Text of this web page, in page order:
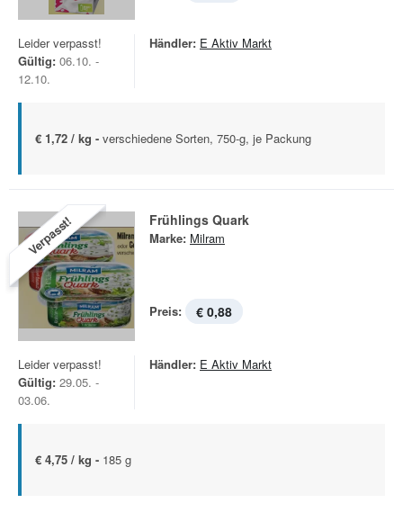
Leider verpasst!
Gültig: 06.10. -
12.10.
Händler: E Aktiv Markt
€ 1,72 / kg - verschiedene Sorten, 750-g, je Packung
Verpasst! Frühlings Quark
Marke: Milram
Preis: € 0,88
Leider verpasst!
Gültig: 29.05. -
03.06.
Händler: E Aktiv Markt
€ 4,75 / kg - 185 g